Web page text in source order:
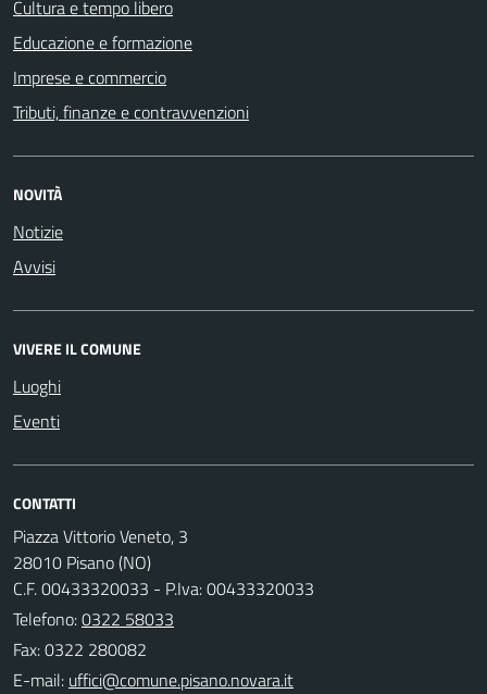
Cultura e tempo libero
Educazione e formazione
Imprese e commercio
Tributi, finanze e contravvenzioni
NOVITÀ
Notizie
Avvisi
VIVERE IL COMUNE
Luoghi
Eventi
CONTATTI
Piazza Vittorio Veneto, 3
28010 Pisano (NO)
C.F. 00433320033 - P.Iva: 00433320033
Telefono:0322 58033
Fax: 0322 280082
E-mail: